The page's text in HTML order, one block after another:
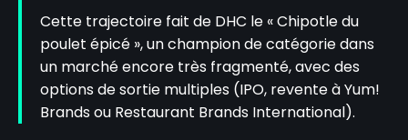
Cette trajectoire fait de DHC le « Chipotle du
poulet épicé », un champion de catégorie dans
un marché encore très fragmenté, avec des
options de sortie multiples (IPO, revente à Yum!
Brands ou Restaurant Brands International).